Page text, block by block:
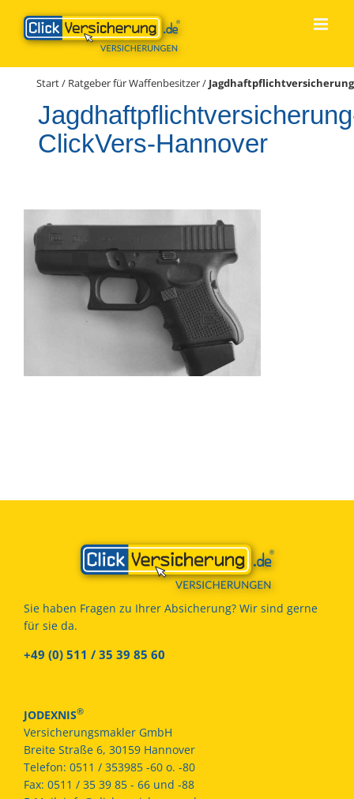
Inhalt
springen
Start/ Ratgeber für Waffenbesitzer/
ClickVers-Hannover
Sie haben Fragen zu Ihrer Absicherung? Wir sind gerne
für sie da.
+49 (0) 511 / 35 39 85 60
JODEXNIS®
Versicherungsmakler GmbH
Breite Straße 6, 30159 Hannover
Telefon: 0511 / 353985 -60 o. -80
Fax: 0511 / 35 39 85 - 66 und -88